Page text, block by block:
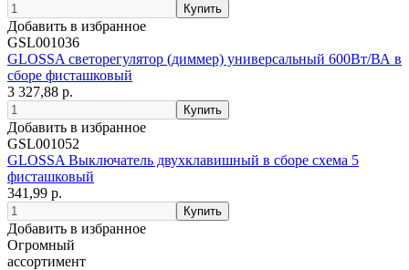
Добавить в избранное
GSL001036
GLOSSA светорегулятор (диммер) универсальный 600Вт/ВА в
сборе фисташковый
3 327,88 р.
Добавить в избранное
GSL001052
GLOSSA Выключатель двухклавишный в сборе схема 5
фисташковый
341,99 р.
Добавить в избранное
Огромный
ассортимент